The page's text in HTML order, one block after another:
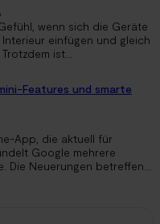
wenn sich die Geräte
einfügen und gleich
ist...
Features und smarte
App, die aktuell für
Google mehrere
Die Neuerungen betreffen...